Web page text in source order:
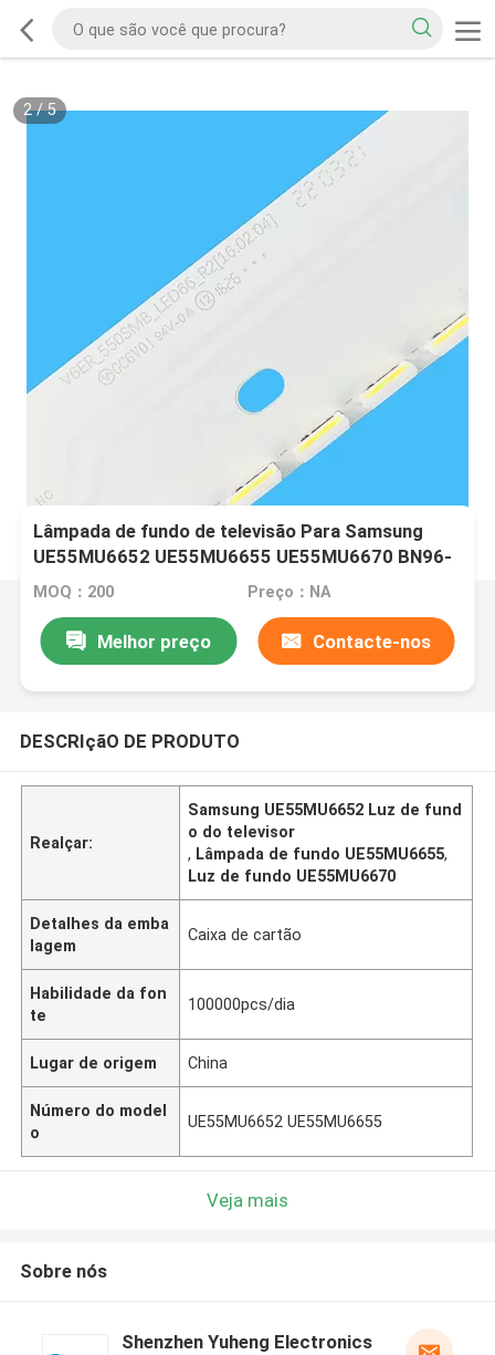
2/5
Lâmpada de fundo de televisão Para Samsung
UE55MU6652 UE55MU6655 UE55MU6670 BN96-
39601A BN96-39602A V6ER-550SMA-LED66-R2
MOQ：200 Preço：NA
Melhor preço Contacte-nos
DESCRIçãO DE PRODUTO
Realçar:
Samsung UE55MU6652 Luz de fund
o do televisor
, Lâmpada de fundo UE55MU6655,
Luz de fundo UE55MU6670
Detalhes da emba
lagem
Caixa de cartão
Habilidade da fon
te
100000pcs/dia
Lugar de origem China
Número do model
o
UE55MU6652 UE55MU6655
Veja mais
Sobre nós
Shenzhen Yuheng Electronics